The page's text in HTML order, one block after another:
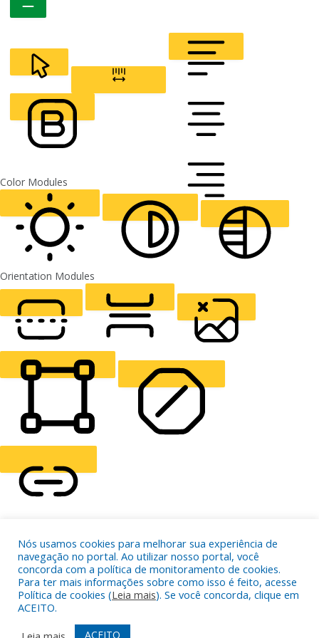
CURSOR
ALIGN TEXT
FONT WEIGHT
Color Modules
LIGHT CONTRAST HIGH CONTRAST
Orientation Modules
READING LINE READING MASK HIDE IMAGES
HIGHLIGHT CONTENT
HIGHLIGHT LINKS
RESET SETTINGS
Nós usamos cookies para melhorar sua experiência de
navegação no portal. Ao utilizar nosso portal, você
concorda com a política de monitoramento de cookies.
Para ter mais informações sobre como isso é feito, acesse
Política de cookies (Leia mais). Se você concorda, clique em
ACEITO.
ACEITO